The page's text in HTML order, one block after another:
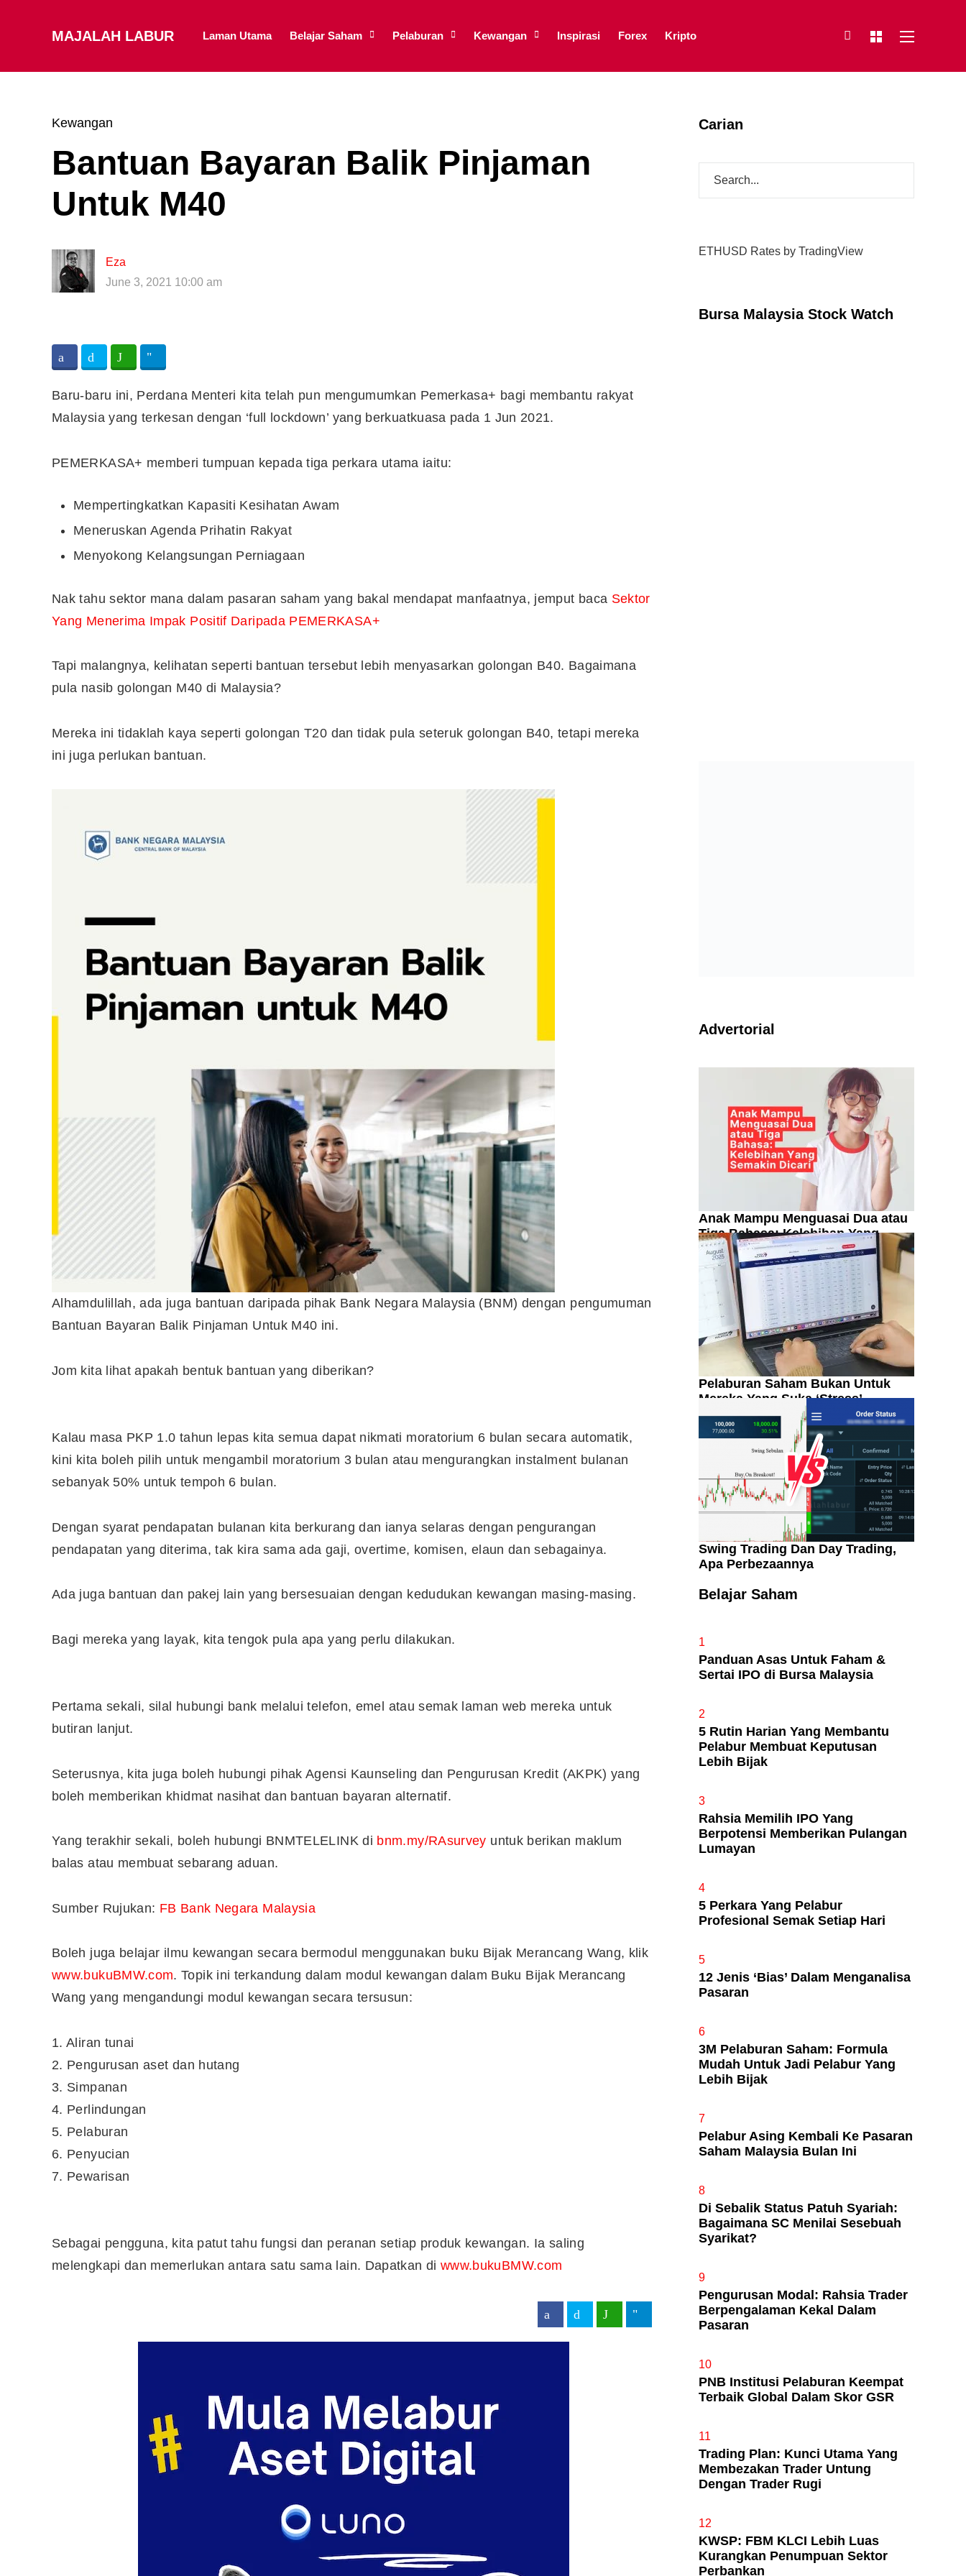
MAJALAH LABUR Laman Utama Belajar Saham Pelaburan Kewangan Inspirasi Forex Kripto
Kewangan
Bantuan Bayaran Balik Pinjaman
Untuk M40
Eza
June 3, 2021 10:00 am
Baru-baru ini, Perdana Menteri kita telah pun mengumumkan Pemerkasa+ bagi membantu rakyat
Malaysia yang terkesan dengan ‘full lockdown’ yang berkuatkuasa pada 1 Jun 2021.
PEMERKASA+ memberi tumpuan kepada tiga perkara utama iaitu:
Mempertingkatkan Kapasiti Kesihatan Awam
Meneruskan Agenda Prihatin Rakyat
Menyokong Kelangsungan Perniagaan
Nak tahu sektor mana dalam pasaran saham yang bakal mendapat manfaatnya, jemput baca Sektor
Yang Menerima Impak Positif Daripada PEMERKASA+
Tapi malangnya, kelihatan seperti bantuan tersebut lebih menyasarkan golongan B40. Bagaimana
pula nasib golongan M40 di Malaysia?
Mereka ini tidaklah kaya seperti golongan T20 dan tidak pula seteruk golongan B40, tetapi mereka
ini juga perlukan bantuan.
Alhamdulillah, ada juga bantuan daripada pihak Bank Negara Malaysia (BNM) dengan pengumuman
Bantuan Bayaran Balik Pinjaman Untuk M40 ini.
Jom kita lihat apakah bentuk bantuan yang diberikan?
Kalau masa PKP 1.0 tahun lepas kita semua dapat nikmati moratorium 6 bulan secara automatik,
kini kita boleh pilih untuk mengambil moratorium 3 bulan atau mengurangkan instalment bulanan
sebanyak 50% untuk tempoh 6 bulan.
Dengan syarat pendapatan bulanan kita berkurang dan ianya selaras dengan pengurangan
pendapatan yang diterima, tak kira sama ada gaji, overtime, komisen, elaun dan sebagainya.
Ada juga bantuan dan pakej lain yang bersesuaian dengan kedudukan kewangan masing-masing.
Bagi mereka yang layak, kita tengok pula apa yang perlu dilakukan.
Pertama sekali, silal hubungi bank melalui telefon, emel atau semak laman web mereka untuk
butiran lanjut.
Seterusnya, kita juga boleh hubungi pihak Agensi Kaunseling dan Pengurusan Kredit (AKPK) yang
boleh memberikan khidmat nasihat dan bantuan bayaran alternatif.
Yang terakhir sekali, boleh hubungi BNMTELELINK di bnm.my/RAsurvey untuk berikan maklum
balas atau membuat sebarang aduan.
Sumber Rujukan: FB Bank Negara Malaysia
Boleh juga belajar ilmu kewangan secara bermodul menggunakan buku Bijak Merancang Wang, klik
www.bukuBMW.com. Topik ini terkandung dalam modul kewangan dalam Buku Bijak Merancang
Wang yang mengandungi modul kewangan secara tersusun:
1. Aliran tunai
2. Pengurusan aset dan hutang
3. Simpanan
4. Perlindungan
5. Pelaburan
6. Penyucian
7. Pewarisan
Sebagai pengguna, kita patut tahu fungsi dan peranan setiap produk kewangan. Ia saling
melengkapi dan memerlukan antara satu sama lain. Dapatkan di www.bukuBMW.com
Carian
ETHUSD Rates by TradingView
Bursa Malaysia Stock Watch
Advertorial
Anak Mampu Menguasai Dua atau
Tiga Bahasa: Kelebihan Yang
Semakin Dicari
Pelaburan Saham Bukan Untuk
Mereka Yang Suka ‘Stress’
Swing Trading Dan Day Trading,
Apa Perbezaannya
Belajar Saham
1
Panduan Asas Untuk Faham &
Sertai IPO di Bursa Malaysia
2
5 Rutin Harian Yang Membantu
Pelabur Membuat Keputusan
Lebih Bijak
3
Rahsia Memilih IPO Yang
Berpotensi Memberikan Pulangan
Lumayan
4
5 Perkara Yang Pelabur
Profesional Semak Setiap Hari
5
12 Jenis ‘Bias’ Dalam Menganalisa
Pasaran
6
3M Pelaburan Saham: Formula
Mudah Untuk Jadi Pelabur Yang
Lebih Bijak
7
Pelabur Asing Kembali Ke Pasaran
Saham Malaysia Bulan Ini
8
Di Sebalik Status Patuh Syariah:
Bagaimana SC Menilai Sesebuah
Syarikat?
9
Pengurusan Modal: Rahsia Trader
Berpengalaman Kekal Dalam
Pasaran
10
PNB Institusi Pelaburan Keempat
Terbaik Global Dalam Skor GSR
11
Trading Plan: Kunci Utama Yang
Membezakan Trader Untung
Dengan Trader Rugi
12
KWSP: FBM KLCI Lebih Luas
Kurangkan Penumpuan Sektor
Perbankan
Editor Picks
Saham di Bursa Malaysia
Kenali Franchisee Disebalik
Apa Itu Fundamental Analysis
Yang Selalu Sifu Saham Sebut